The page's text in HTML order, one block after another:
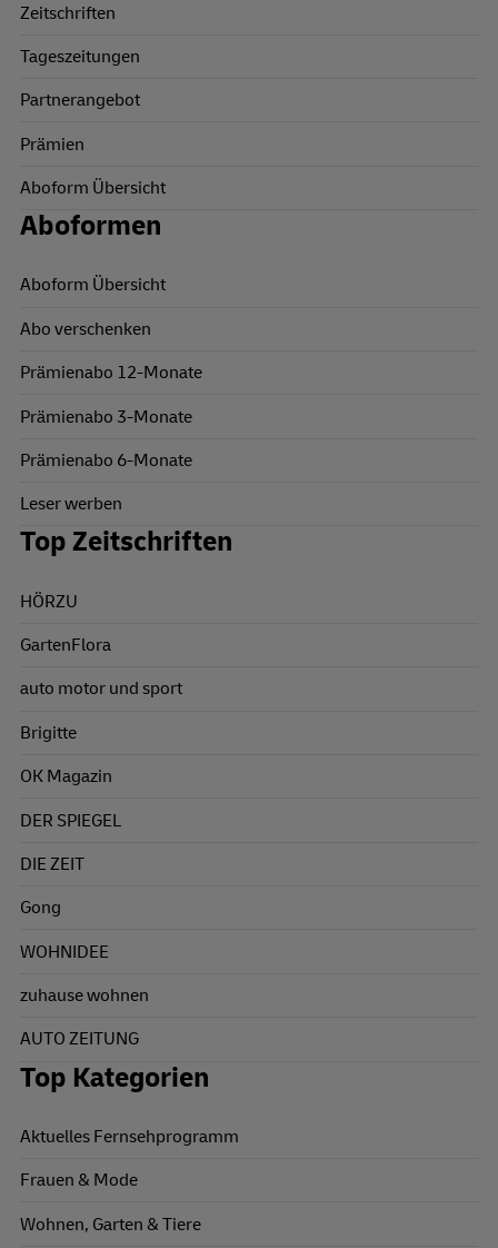
Zeitschriften
Tageszeitungen
Partnerangebot
Prämien
Aboform Übersicht
Aboformen
Aboform Übersicht
Abo verschenken
Prämienabo 12-Monate
Prämienabo 3-Monate
Prämienabo 6-Monate
Leser werben
Top Zeitschriften
HÖRZU
GartenFlora
auto motor und sport
Brigitte
OK Magazin
DER SPIEGEL
DIE ZEIT
Gong
WOHNIDEE
zuhause wohnen
AUTO ZEITUNG
Top Kategorien
Aktuelles Fernsehprogramm
Frauen & Mode
Wohnen, Garten & Tiere